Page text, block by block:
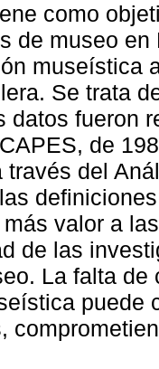
como
de museo
museística
Se trata
datos fueron
de
través del
valor a
de las
La falta
puede